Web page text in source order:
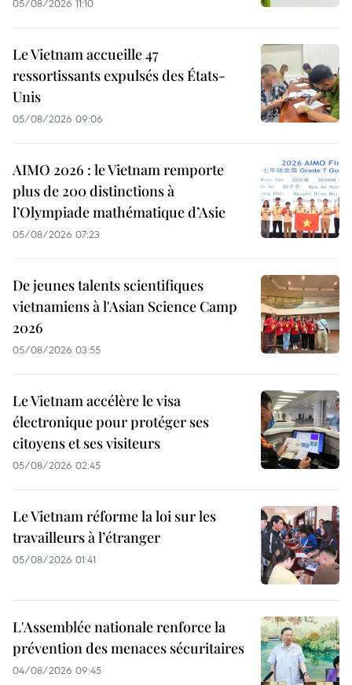
05/08/2026 11:10
Le Vietnam accueille 47
ressortissants expulsés des États-
Unis
05/08/2026 09:06
AIMO 2026 : le Vietnam remporte
plus de 200 distinctions à
l’Olympiade mathématique d’Asie
05/08/2026 07:23
De jeunes talents scientifiques
vietnamiens à l'Asian Science Camp
2026
05/08/2026 03:55
Le Vietnam accélère le visa
électronique pour protéger ses
citoyens et ses visiteurs
05/08/2026 02:45
Le Vietnam réforme la loi sur les
travailleurs à l’étranger
05/08/2026 01:41
L'Assemblée nationale renforce la
prévention des menaces sécuritaires
04/08/2026 09:45